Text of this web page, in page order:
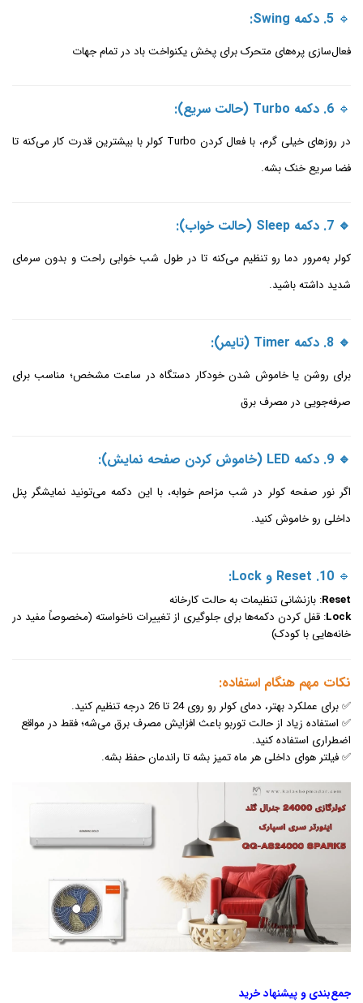
🔹 5. دکمه Swing:
فعال‌سازی پره‌های متحرک برای پخش یکنواخت باد در تمام جهات
🔹 6. دکمه Turbo (حالت سریع):
در روزهای خیلی گرم، با فعال کردن Turbo کولر با بیشترین قدرت کار می‌کنه تا
فضا سریع خنک بشه.
🔹 7. دکمه Sleep (حالت خواب):
کولر به‌مرور دما رو تنظیم می‌کنه تا در طول شب خوابی راحت و بدون سرمای
شدید داشته باشید.
🔹 8. دکمه Timer (تایمر):
برای روشن یا خاموش شدن خودکار دستگاه در ساعت مشخص؛ مناسب برای
صرفه‌جویی در مصرف برق
🔹 9. دکمه LED (خاموش کردن صفحه نمایش):
اگر نور صفحه کولر در شب مزاحم خوابه، با این دکمه می‌تونید نمایشگر پنل
داخلی رو خاموش کنید.
🔹 10. Reset و Lock:
Reset: بازنشانی تنظیمات به حالت کارخانه
Lock: قفل کردن دکمه‌ها برای جلوگیری از تغییرات ناخواسته (مخصوصاً مفید در
خانه‌هایی با کودک)
نکات مهم هنگام استفاده:
✅ برای عملکرد بهتر، دمای کولر رو روی 24 تا 26 درجه تنظیم کنید.
✅ استفاده زیاد از حالت توربو باعث افزایش مصرف برق می‌شه؛ فقط در مواقع
اضطراری استفاده کنید.
✅ فیلتر هوای داخلی هر ماه تمیز بشه تا راندمان حفظ بشه.
جمع‌بندی و پیشنهاد خرید